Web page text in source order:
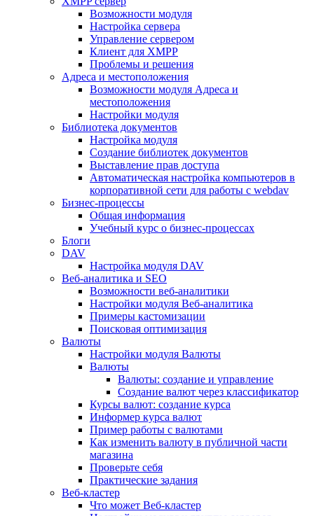
Возможности модуля
Настройка сервера
Управление сервером
Клиент для XMPP
Проблемы и решения
Адреса и местоположения
Возможности модуля Адреса и
местоположения
Настройки модуля
Библиотека документов
Настройка модуля
Создание библиотек документов
Выставление прав доступа
Автоматическая настройка компьютеров в
корпоративной сети для работы с webdav
Бизнес-процессы
Общая информация
Учебный курс о бизнес-процессах
Блоги
DAV
Настройка модуля DAV
Веб-аналитика и SEO
Возможности веб-аналитики
Настройки модуля Веб-аналитика
Примеры кастомизации
Поисковая оптимизация
Валюты
Настройки модуля Валюты
Валюты
Валюты: создание и управление
Создание валют через классификатор
Курсы валют: создание курса
Информер курса валют
Пример работы с валютами
Как изменить валюту в публичной части
магазина
Проверьте себя
Практические задания
Веб-кластер
Что может Веб-кластер